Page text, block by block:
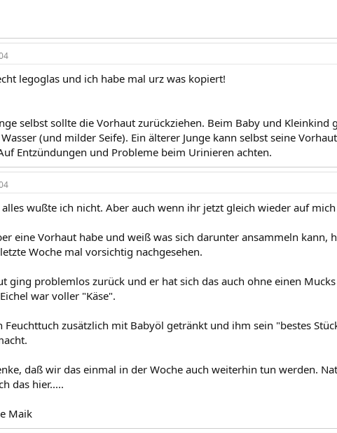
legoglas und ich habe mal urz was kopiert!
selbst sollte die Vorhaut zurückziehen. Beim Baby und Kleinkind
(und milder Seife). Ein älterer Junge kann selbst seine
Entzündungen und Probleme beim Urinieren achten.
wußte ich nicht. Aber auch wenn ihr jetzt gleich wieder auf
eine Vorhaut habe und weiß was sich darunter ansammeln kann,
Woche mal vorsichtig nachgesehen.
ging problemlos zurück und er hat sich das auch ohne einen
war voller "Käse".
Feuchttuch zusätzlich mit Babyöl getränkt und ihm sein "bestes
daß wir das einmal in der Woche auch weiterhin tun werden.
das hier.....
Maik